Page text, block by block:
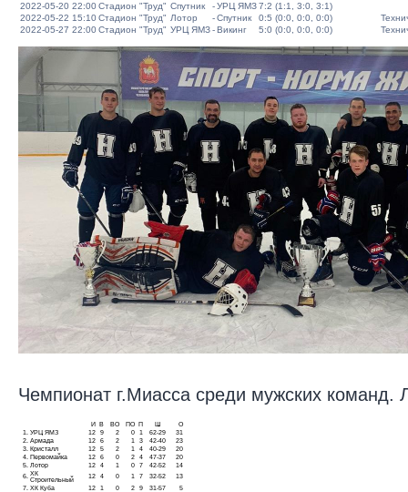
2022-05-20 22:00Стадион "Труд" Спутник -УРЦ ЯМЗ7:2 (1:1, 3:0, 3:1)
2022-05-22 15:10Стадион "Труд" Лотор -Спутник 0:5 (0:0, 0:0, 0:0)
2022-05-27 22:00Стадион "Труд" УРЦ ЯМЗ-Викинг 5:0 (0:0, 0:0, 0:0)
Чемпионат г.Миасса среди мужских команд.
И В ВО ПО П Ш
О
1.
УРЦ ЯМЗ 12 9 2 0 1 62-29
31
2. Армада 12 6 2 1 3 42-40
23
3. Кристалл 12 5 2 1 4 40-29
20
4. Первомайка 12 6 0 2 4 47-37
20
5. Лотор 12 4 1 0 7 42-52
14
6. ХК
Строительный
12 4 0 1 7 32-52
13
7. ХК Куба 12 1 0 2 9 31-57 5